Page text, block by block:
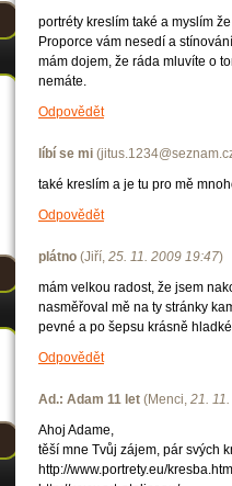
portréty kreslím také a myslím
Proporce vám nesedí a
mám dojem, že ráda mluvíte o
nemáte.
Odpovědět
líbí se mi (
také kreslím a je tu pro mě
Odpovědět
plátno (Jiří, 25. 11. 2009 19:47)
mám velkou radost, že jsem
nasměřoval mě na ty stránky
pevné a po šepsu krásně
Odpovědět
Ad.: Adam 11 let (Menci, 21.
Ahoj Adame,
těší mne Tvůj zájem, pár svých
http://www.portrety.eu/kresba.html